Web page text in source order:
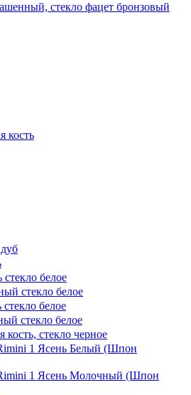
стекло фацет бронзовый
кость
белое
стекло белое
белое
стекло белое
кость, стекло черное
1 Ясень Белый (Шпон
1 Ясень Молочный (Шпон